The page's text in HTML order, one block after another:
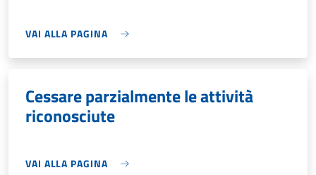
VAI ALLA PAGINA
Cessare parzialmente le attività
riconosciute
VAI ALLA PAGINA